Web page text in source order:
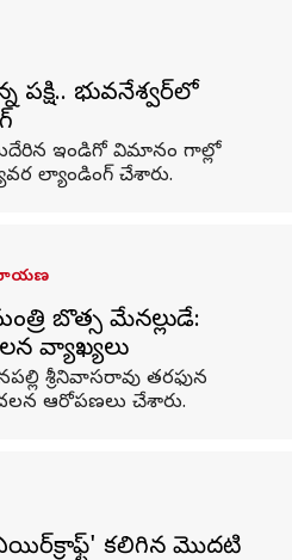
భువనేశ్వర్‌లో
ఇండిగో విమానం గాల్లో
ల్యాండింగ్ చేశారు.
బొత్స మేనల్లుడే:
వ్యాఖ్యలు
శ్రీనివాసరావు తరఫున
ఆరోపణలు చేశారు.
కలిగిన మొదటి